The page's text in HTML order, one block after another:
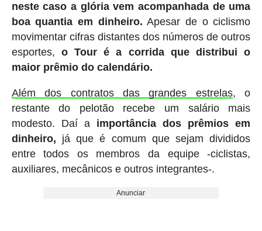
neste caso a glória vem acompanhada de uma
boa quantia em dinheiro. Apesar de o ciclismo
movimentar cifras distantes dos números de outros
esportes, o Tour é a corrida que distribui o
maior prêmio do calendário.
Além dos contratos das grandes estrelas, o
restante do pelotão recebe um salário mais
modesto. Daí a importância dos prêmios em
dinheiro, já que é comum que sejam divididos
entre todos os membros da equipe -ciclistas,
auxiliares, mecânicos e outros integrantes-.
Anunciar